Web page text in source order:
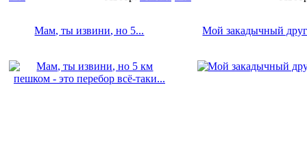
Мам, ты извини, но 5... Мой закадычный